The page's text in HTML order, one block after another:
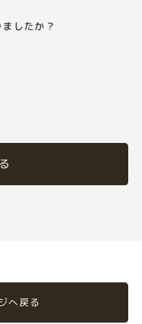
したか？
へ戻る